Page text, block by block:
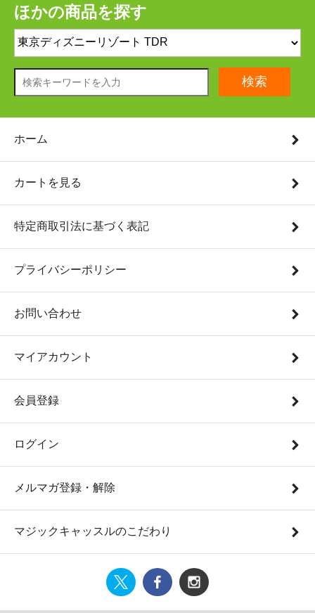
ほかの商品を探す
検索
ホーム
カートを見る
特定商取引法に基づく表記
プライバシーポリシー
お問い合わせ
マイアカウント
会員登録
ログイン
メルマガ登録・解除
マジックキャッスルのこだわり